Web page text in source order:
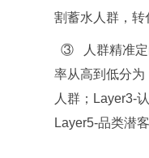
割蓄水人群，转
③ 人群精准定向
率从高到低分为
人群；Layer3-
Layer5-品类潜客